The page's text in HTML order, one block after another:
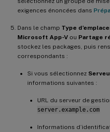
exigences énoncées dans
Dans le champ Type
Microsoft App-V ou Partage
stockez les packages, puis
correspondants :
Si vous sélectionnez
informations suivantes :
URL du serveur de
server.example.com
Informations